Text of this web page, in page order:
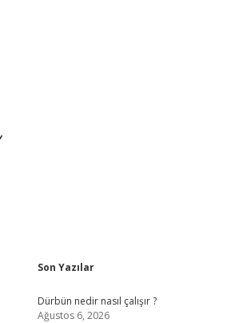
Sidebar
Son Yazılar
Dürbün nedir nasıl çalışır ?
Ağustos 6, 2026